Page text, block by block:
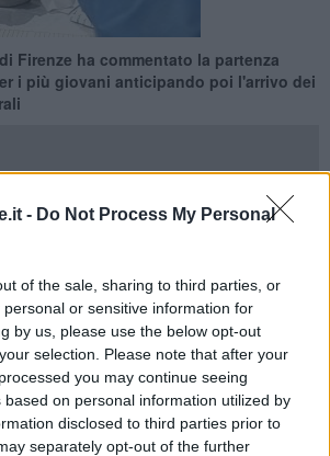
- Do Not Process My Personal
of the sale, sharing to third parties, or
or sensitive information for
by us, please use the below opt-out
selection. Please note that after your
you may continue seeing
based on personal information utilized by
disclosed to third parties prior to
separately opt-out of the further
Firenze ha commentato la partenza
i più giovani anticipando poi l'arrivo dei
dell’Ordine dei Medici di Firenze è
dei ragazzifinalmente si potrà
: rallenteremo la circolazione del virus
delle varianti e potremo garantire il ritorno
più giovani” ha detto Pietro Dattolo,
- ha aggiunto Dattolo - oltre ai vaccini
che rappresentano una vera svolta
arriveranno molti farmaci
alla prevenzione, consentiranno una